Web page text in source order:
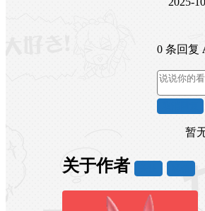
0 条回复
暂
关于作者